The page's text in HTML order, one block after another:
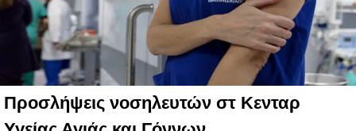
Προσλήψεις νοσηλευτών στ Κενταρ